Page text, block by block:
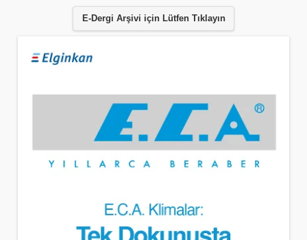
E-Dergi Arşivi için Lütfen Tıklayın